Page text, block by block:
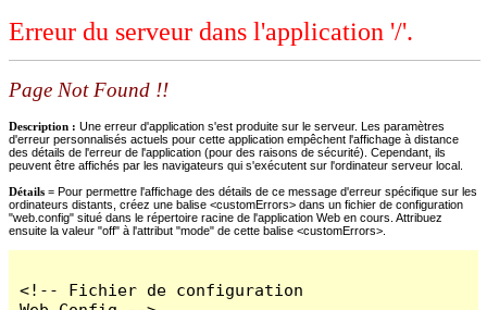
Erreur du serveur dans l'application '/'.
Page Not Found !!
Description : Une erreur d'application s'est produite sur le serveur. Les paramètres
d'erreur personnalisés actuels pour cette application empêchent l'affichage à distance
des détails de l'erreur de l'application (pour des raisons de sécurité). Cependant, ils
peuvent être affichés par les navigateurs qui s'exécutent sur l'ordinateur serveur local.
Détails = Pour permettre l'affichage des détails de ce message d'erreur spécifique sur les
ordinateurs distants, créez une balise <customErrors> dans un fichier de configuration
"web.config" situé dans le répertoire racine de l'application Web en cours. Attribuez
ensuite la valeur "off" à l'attribut "mode" de cette balise <customErrors>.
<!-- Fichier de configuration